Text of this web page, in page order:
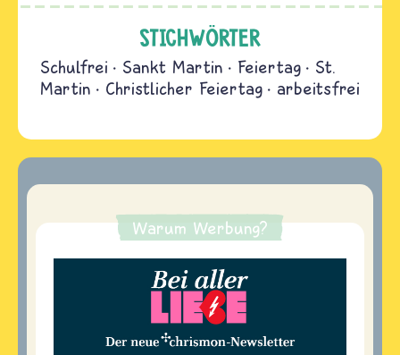
STICHWÖRTER
Schulfrei Sankt Martin Feiertag
St.
Martin
Christlicher Feiertag arbeitsfrei
Warum Werbung?